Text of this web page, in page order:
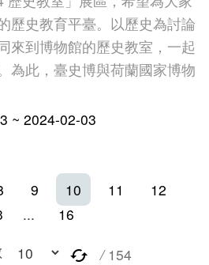
歷史教育平臺。以歷史為討論
來到博物館的歷史教室，一起
為此，臺史博與荷蘭國家博物
~ 2024-02-03
9 10 11
12
...
16
/ 154